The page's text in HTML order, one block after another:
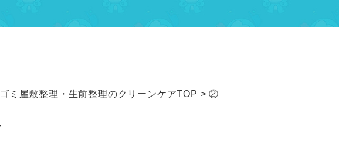
ミ屋敷整理・生前整理のクリーンケアTOP >②